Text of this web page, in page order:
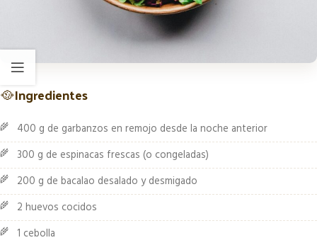
🥘Ingredientes
400 g de garbanzos en remojo desde la noche anterior
300 g de espinacas frescas (o congeladas)
200 g de bacalao desalado y desmigado
2 huevos cocidos
1 cebolla